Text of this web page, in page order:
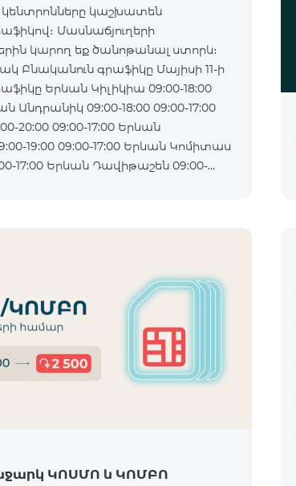
կաշխատեն
Մասնաճյուղերի
կարող եք ծանոթանալ ստորև։
Բնականուն գրաֆիկը Մայիսի 11-ի
09:00-18:00
09:00-17:00 Երևան
09:00-17:00 Երևան Կոմիտաս
09:00-
ԿՈՍՄՈ և ԿՈՄԲՈ